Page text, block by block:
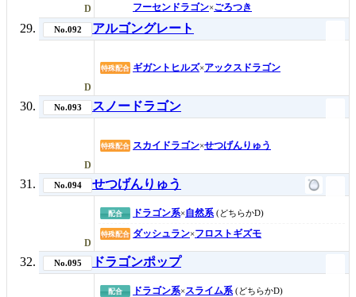
D
フーセンドラゴン×ごろつき
No.092 アルゴングレート
D
特殊配合 ギガントヒルズ×アックスドラゴン
No.093 スノードラゴン
D
特殊配合 スカイドラゴン×せつげんりゅう
No.094 せつげんりゅう
D
配合 ドラゴン系×自然系 (どちらかD)
特殊配合 ダッシュラン×フロストギズモ
No.095 ドラゴンポップ
配合 ドラゴン系×スライム系 (どちらかD)